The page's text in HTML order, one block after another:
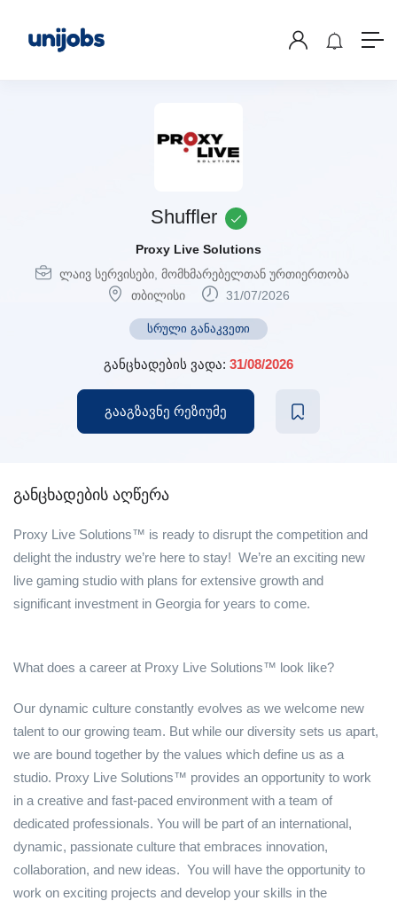
Shuffler
Proxy Live Solutions
ლაივ სერვისები, მომხმარებელთან ურთიერთობა
თბილისი
31/07/2026
სრული განაკვეთი
განცხადების ვადა: 31/08/2026
გააგზავნე რეზიუმე
განცხადების აღწერა
Proxy Live Solutions™ is ready to disrupt the competition and
delight the industry we’re here to stay! We’re an exciting new
live gaming studio with plans for extensive growth and
significant investment in Georgia for years to come.
What does a career at Proxy Live Solutions™ look like?
Our dynamic culture constantly evolves as we welcome new
talent to our growing team. But while our diversity sets us apart,
we are bound together by the values which define us as a
studio. Proxy Live Solutions™ provides an opportunity to work
in a creative and fast-paced environment with a team of
dedicated professionals. You will be part of an international,
dynamic, passionate culture that embraces innovation,
collaboration, and new ideas. You will have the opportunity to
work on exciting projects and develop your skills in the